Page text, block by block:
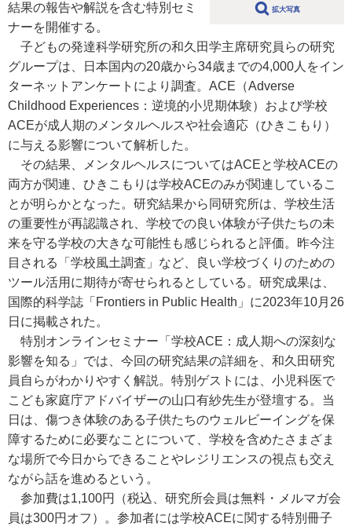
拡大写真
結果の報告や解説を含む特別セミ
ナーを開催する。
子どもの発達科学研究所の和久田学主席研究員らの研究
グループは、日本国内の20歳から34歳までの4,000人をイン
ターネットアンケートにより調査。ACE（Adverse
Childhood Experiences：逆境的小児期体験）および学校
ACEが成人期のメンタルヘルスや社会適応（ひきこもり）
に与える影響について解析した。
その結果、メンタルヘルスについてはACEと学校ACEの
両方が関連、ひきこもりは学校ACEのみが関連しているこ
とが明らかとなった。研究結果から同研究所は、学校生活
の重要性が再認識され、学校での良い体験が子供たちの未
来を守る学校の大きな可能性も感じられると評価。昨今注
目される「学校風土調査」など、良い学校づくりのための
ツール活用に期待が寄せられるとしている。研究成果は、
国際的科学誌「Frontiers in Public Health」に2023年10月26
日に掲載された。
特別オンラインセミナー「学校ACE：成人期への深刻な
影響を知る」では、今回の研究結果の詳細を、和久田研究
員自らがわかりやすく解説。特別ゲストには、小児科医で
こども家庭庁アドバイザーの山口有紗先生が登壇する。当
日は、傷つき体験のある子供たちのウェルビーイングを保
障するために必要なことについて、学校を含めたさまざま
な場所で今日からできることやレジリエンスの視点も交え
ながら話を進めるという。
参加費は1,100円（税込、研究所会員は無料・メルマガ会
員は300円オフ）。参加者には学校ACEに関する特別冊子